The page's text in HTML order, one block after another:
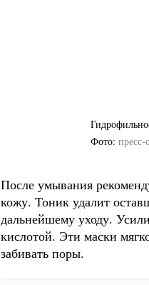
Фото пресс-
После умывания
кожу. Тоник удалит
дальнейшему уходу.
кислотой. Эти маски
забивать поры.